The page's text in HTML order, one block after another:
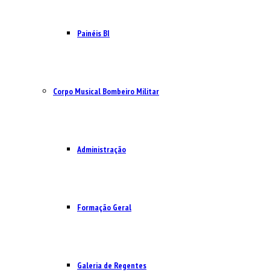
Painéis BI
Corpo Musical Bombeiro Militar
Administração
Formação Geral
Galeria de Regentes